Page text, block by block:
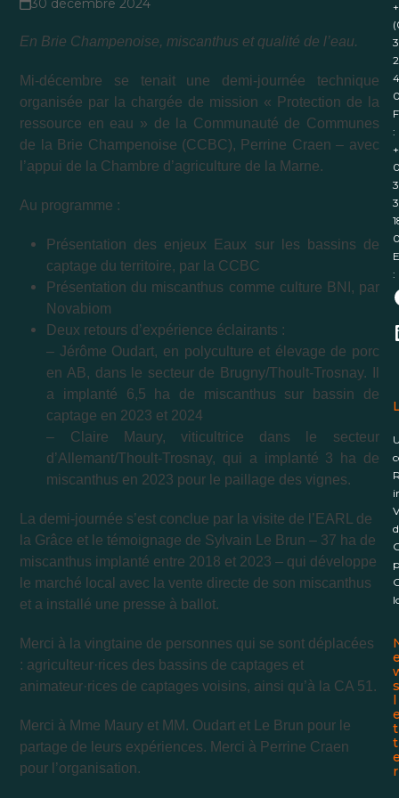
30 décembre 2024
En Brie Champenoise, miscanthus et qualité de l’eau.
Mi-décembre se tenait une demi-journée technique
organisée par la chargée de mission « Protection de la
ressource en eau » de la Communauté de Communes
de la Brie Champenoise (CCBC), Perrine Craen – avec
l’appui de la Chambre d’agriculture de la Marne.
Au programme :
Présentation des enjeux Eaux sur les bassins de
captage du territoire, par la CCBC
Présentation du miscanthus comme culture BNI, par
Novabiom
Deux retours d’expérience éclairants :
– Jérôme Oudart, en polyculture et élevage de porc
en AB, dans le secteur de Brugny/Thoult-Trosnay. Il
a implanté 6,5 ha de miscanthus sur bassin de
captage en 2023 et 2024
– Claire Maury, viticultrice dans le secteur
d’Allemant/Thoult-Trosnay, qui a implanté 3 ha de
miscanthus en 2023 pour le paillage des vignes.
La demi-journée s’est conclue par la visite de l’EARL de
la Grâce et le témoignage de Sylvain Le Brun – 37 ha de
miscanthus implanté entre 2018 et 2023 – qui développe
le marché local avec la vente directe de son miscanthus
et a installé une presse à ballot.
Merci à la vingtaine de personnes qui se sont déplacées
: agriculteur·rices des bassins de captages et
animateur·rices de captages voisins, ainsi qu’à la CA 51.
Merci à Mme Maury et MM. Oudart et Le Brun pour le
partage de leurs expériences. Merci à Perrine Craen
pour l’organisation.
:
:
s
l
t
t
r